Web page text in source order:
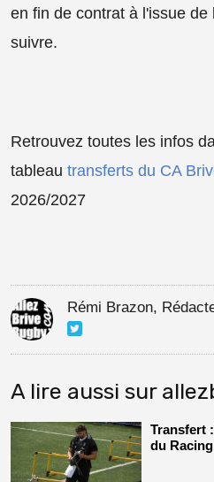
en fin de contrat à l'issue
suivre.
Retrouvez toutes les infos
tableau transferts du CA
2026/2027
Rémi Brazon,
A lire aussi sur
Transfert
du